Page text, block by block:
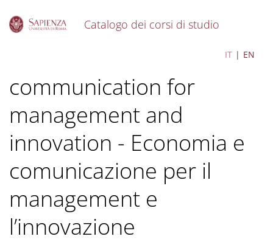
Catalogo dei corsi di studio
IT EN
communication for
management and
innovation - Economia e
comunicazione per il
management e
l’innovazione